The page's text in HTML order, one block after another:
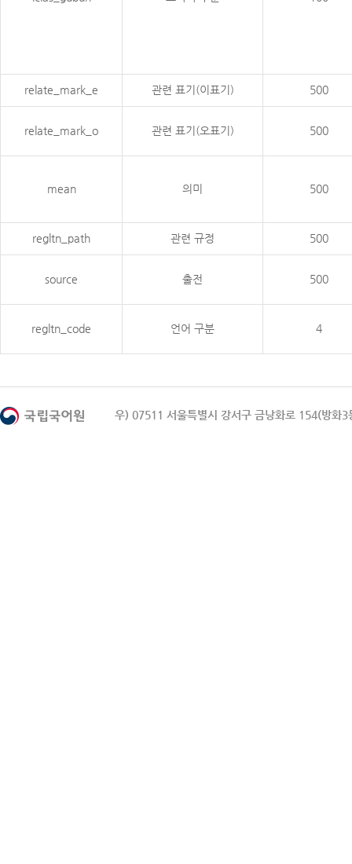
relate_mark_e 관련 표기(이표기) 500
relate_mark_o 관련 표기(오표기) 500
mean 의미 500
regltn_path 관련 규정 500
source 출전 500
regltn_code 언어 구분 4
우) 07511 서울특별시 강서구 금낭화로 154(방화3